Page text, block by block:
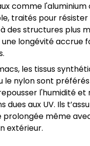
comme l'aluminium
traités pour résister
des structures plus
longévité accrue
les tissus
le nylon sont
l'humidité et
dues aux UV. Ils
prolongée même
extérieur.